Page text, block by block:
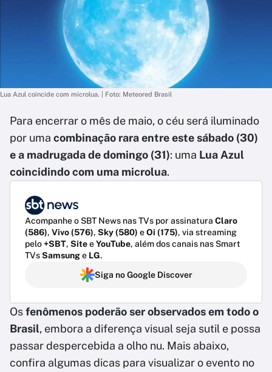
Lua Azul coincide com microlua. | Foto: Meteored Brasil
Para encerrar o mês de maio, o céu será iluminado
por uma combinação rara entre este sábado (30)
e a madrugada de domingo (31): uma Lua Azul
coincidindo com uma microlua.
Acompanhe o SBT News nas TVs por assinatura Claro
(586), Vivo (576), Sky (580) eOi (175), via streaming
pelo+SBT, SiteeYouTube, além dos canais nas Smart
TVsSamsunge LG.
Siga no Google Discover
Osfenômenos poderão ser observados em todo o
Brasil, embora a diferença visual seja sutil e possa
passar despercebida a olho nu. Mais abaixo,
confira algumas dicas para visualizar o evento no